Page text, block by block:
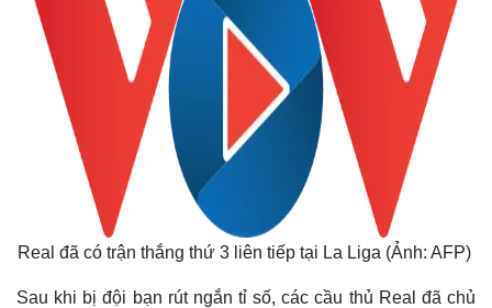
Real đã có trận thắng thứ 3 liên tiếp tại La Liga (Ảnh: AFP)
Sau khi bị đội bạn rút ngắn tỉ số, các cầu thủ Real đã chủ